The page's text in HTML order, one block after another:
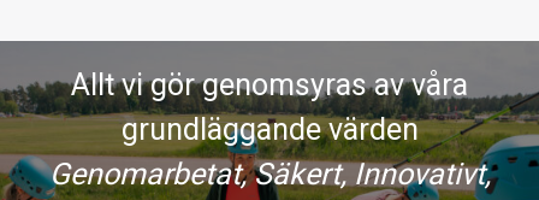
Allt vi gör genomsyras av våra
grundläggande värden
Genomarbetat, Säkert, Innovativt,